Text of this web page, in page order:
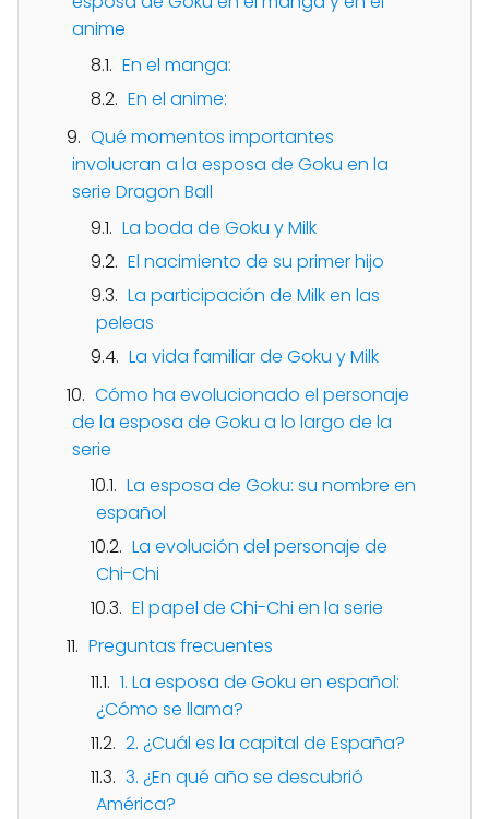
anime
En el manga:
En el anime:
Qué momentos importantes
involucran a la esposa de Goku en la
serie Dragon Ball
La boda de Goku y Milk
El nacimiento de su primer hijo
La participación de Milk en las
peleas
La vida familiar de Goku y Milk
Cómo ha evolucionado el personaje
de la esposa de Goku a lo largo de la
serie
La esposa de Goku: su nombre en
español
La evolución del personaje de
Chi-Chi
El papel de Chi-Chi en la serie
Preguntas frecuentes
1. La esposa de Goku en español:
¿Cómo se llama?
2. ¿Cuál es la capital de España?
3. ¿En qué año se descubrió
América?